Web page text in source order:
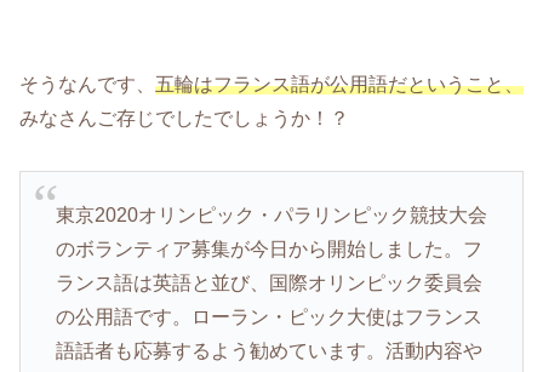
そうなんです、 五輪はフランス語が公用語だということ、
みなさんご存じでしたでしょうか！？
東京2020オリンピック・パラリンピック競技大会
のボランティア募集が今日から開始しました。フ
ランス語は英語と並び、国際オリンピック委員会
の公用語です。ローラン・ピック大使はフランス
語話者も応募するよう勧めています。活動内容や